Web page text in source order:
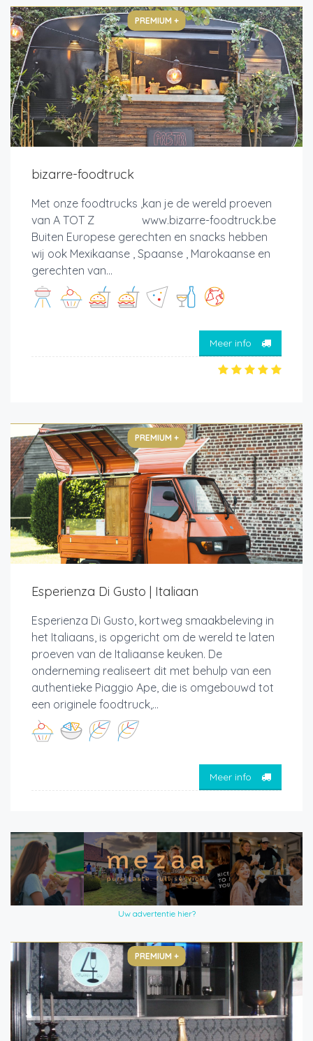
PREMIUM +
bizarre-foodtruck
Met onze foodtrucks ,kan je de wereld proeven
van A TOT Z www.bizarre-foodtruck.be
Buiten Europese gerechten en snacks hebben
wij ook Mexikaanse , Spaanse , Marokaanse en
gerechten van...
Meer info
PREMIUM +
Esperienza Di Gusto | Italiaan
Esperienza Di Gusto, kortweg smaakbeleving in
het Italiaans, is opgericht om de wereld te laten
proeven van de Italiaanse keuken. De
onderneming realiseert dit met behulp van een
authentieke Piaggio Ape, die is omgebouwd tot
een originele foodtruck,...
Meer info
Uw advertentie hier?
PREMIUM +